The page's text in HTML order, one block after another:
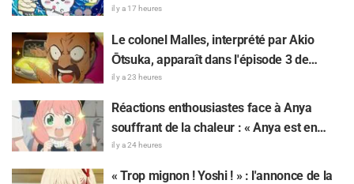
» suscite des réactions surprises face au
décalage : « C'est plus sévère qu'imaginé
», « Ça ne parle que de travail »
il y a 17 heures
Le colonel Malles, interprété par Akio
Ōtsuka, apparaît dans l'épisode 3 de
l'anime TV « The Ghost in the Shell » !
Commentaire du comédien et carte de fin
il y a 23 heures
Réactions enthousiastes face à Anya
souffrant de la chaleur : « Anya est en
train de fondre » sur l'illustration
d'annonce de « SPY x FAMILY »
il y a 24 heures
« Trop mignon ! Yoshi ! » : l'annonce de la